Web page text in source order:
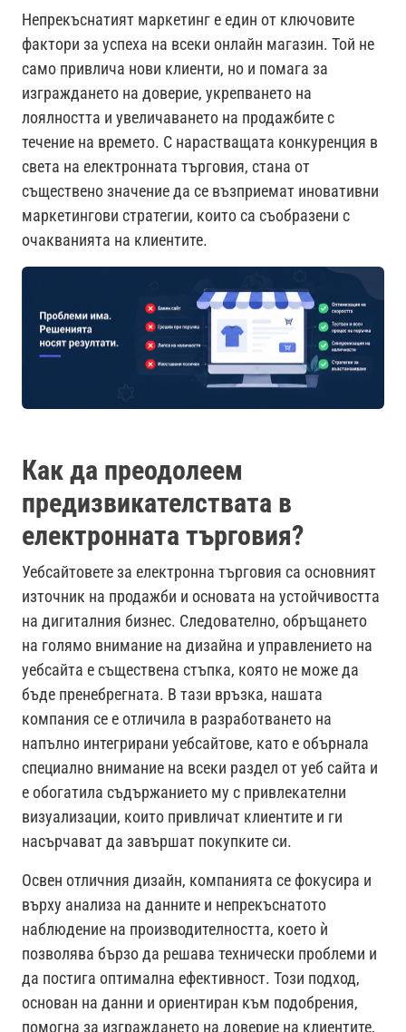
Непрекъснатият маркетинг е един от ключовите
фактори за успеха на всеки онлайн магазин. Той не
само привлича нови клиенти, но и помага за
изграждането на доверие, укрепването на
лоялността и увеличаването на продажбите с
течение на времето. С нарастващата конкуренция в
света на електронната търговия, стана от
съществено значение да се възприемат иновативни
маркетингови стратегии, които са съобразени с
очакванията на клиентите.
Как да преодолеем
предизвикателствата в
електронната търговия?
Уебсайтовете за електронна търговия са основният
източник на продажби и основата на устойчивостта
на дигиталния бизнес. Следователно, обръщането
на голямо внимание на дизайна и управлението на
уебсайта е съществена стъпка, която не може да
бъде пренебрегната. В тази връзка, нашата
компания се е отличила в разработването на
напълно интегрирани уебсайтове, като е обърнала
специално внимание на всеки раздел от уеб сайта и
е обогатила съдържанието му с привлекателни
визуализации, които привличат клиентите и ги
насърчават да завършат покупките си.
Освен отличния дизайн, компанията се фокусира и
върху анализа на данните и непрекъснатото
наблюдение на производителността, което ѝ
позволява бързо да решава технически проблеми и
да постига оптимална ефективност. Този подход,
основан на данни и ориентиран към подобрения,
помогна за изграждането на доверие на клиентите,